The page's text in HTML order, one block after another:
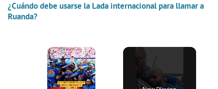
¿Cuándo debe usarse la Lada internacional para llamar a
Ruanda?
×